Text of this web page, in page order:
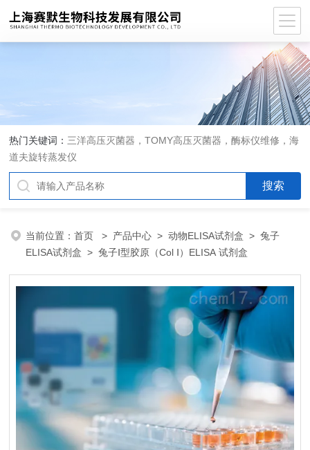
热门关键词： 三洋高压灭菌器，TOMY高压灭菌器，酶标仪维修，海
道夫旋转蒸发仪
当前位置：首页 > 产品中心 >动物ELISA试剂盒 >兔子
ELISA试剂盒 > 兔子Ⅰ型胶原（Col Ⅰ）ELISA 试剂盒